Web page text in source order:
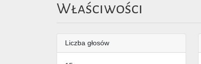
Właściwości
Liczba głosów